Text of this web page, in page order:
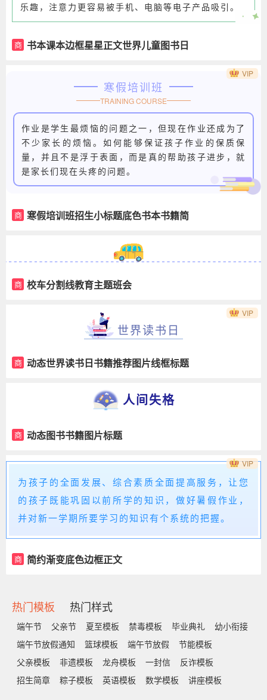
乐趣，注意力更容易被手机、电脑等电子产品吸引。
商 书本课本边框星星正文世界儿童图书日
寒假培训班
TRAINING COURSE
作业是学生最烦恼的问题之一，但现在作业还成为了
不少家长的烦恼。如何能够保证孩子作业的保质保
量，并且不是浮于表面，而是真的帮助孩子进步，就
是家长们现在头疼的问题。
商 寒假培训班招生小标题底色书本书籍简
VIP
商 校车分割线教育主题班会
世界读书日
商 动态世界读书日书籍推荐图片线框标题
VIP
人间失格
商 动态图书书籍图片标题
为孩子的全面发展、综合素质全面提高服务，让您
的孩子既能巩固以前所学的知识，做好暑假作业，
并对新一学期所要学习的知识有个系统的把握。
商 简约渐变底色边框正文
VIP
热门模板 热门样式
端午节 父亲节 夏至模板 禁毒模板 毕业典礼
幼小衔接
端午节放假通知
篮球模板 端午节放假
节能模板
父亲模板
非遗模板 龙舟模板 一封信
反诈模板
招生简章
粽子模板 英语模板 数学模板 讲座模板